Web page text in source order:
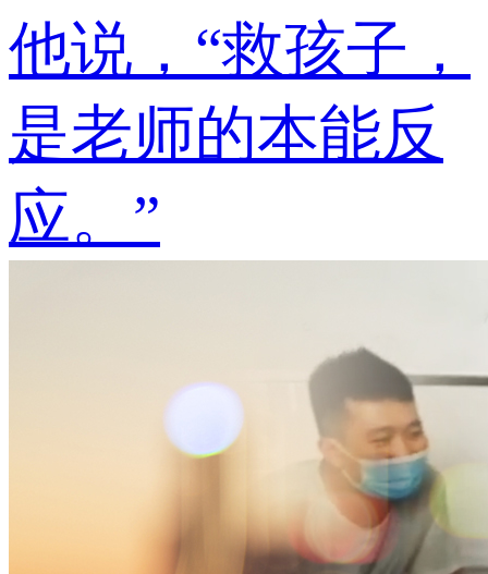
他说，“救孩子，
是老师的本能反
应。”